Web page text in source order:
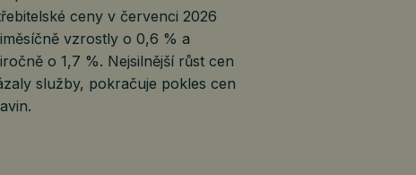
ceny v červenci 2026
vzrostly o 0,6 % a
o 1,7 %. Nejsilnější růst cen
služby, pokračuje pokles cen